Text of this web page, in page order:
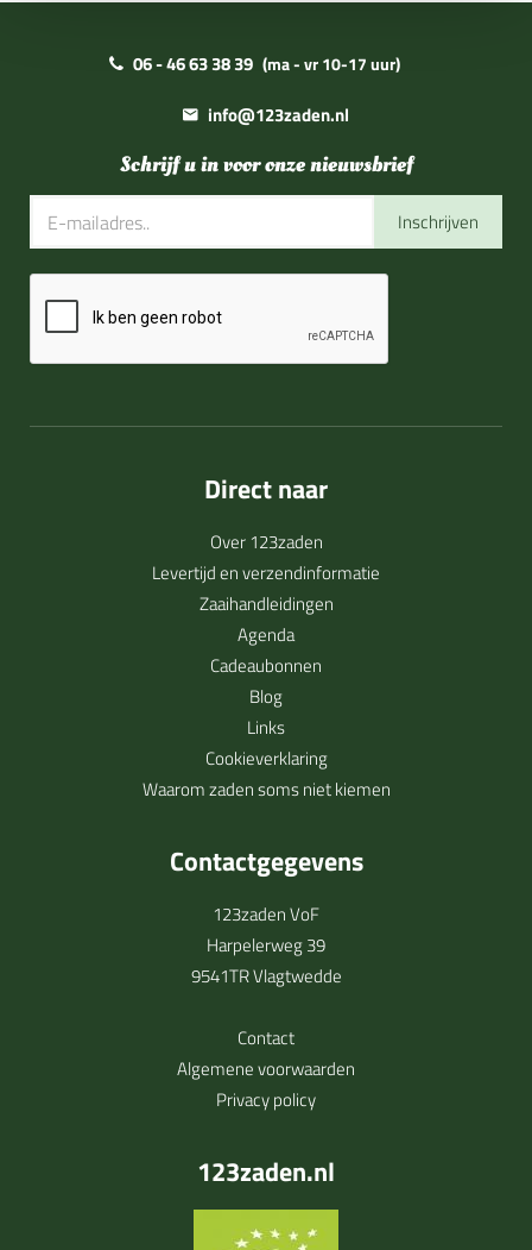
06 - 46 63 38 39 (ma - vr 10-17 uur)
info@123zaden.nl
Schrijf u in voor onze nieuwsbrief
Inschrijven
Direct naar
Over 123zaden
Levertijd en verzendinformatie
Zaaihandleidingen
Agenda
Cadeaubonnen
Blog
Links
Cookieverklaring
Waarom zaden soms niet kiemen
Contactgegevens
123zaden VoF
Harpelerweg 39
9541TR Vlagtwedde
Contact
Algemene voorwaarden
Privacy policy
123zaden.nl